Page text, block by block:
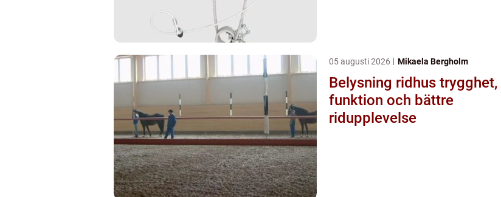
05 augusti 2026 Mikaela Bergholm
Belysning ridhus trygghet,
funktion och bättre
ridupplevelse